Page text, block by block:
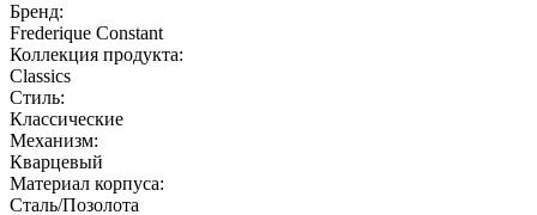
Бренд:
Frederique Constant
Коллекция продукта:
Classics
Стиль:
Классические
Механизм:
Кварцевый
Материал корпуса:
Сталь/Позолота